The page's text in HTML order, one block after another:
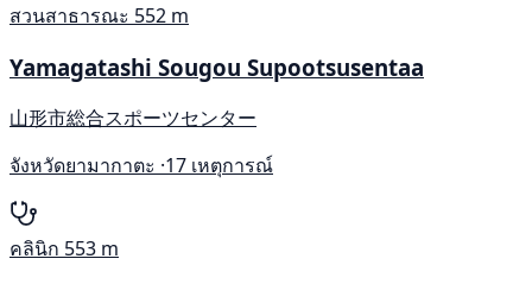
สวนสาธารณะ 552 m
Yamagatashi Sougou Supootsusentaa
山形市総合スポーツセンター
จังหวัดยามากาตะ ·17 เหตุการณ์
คลินิก 553 m